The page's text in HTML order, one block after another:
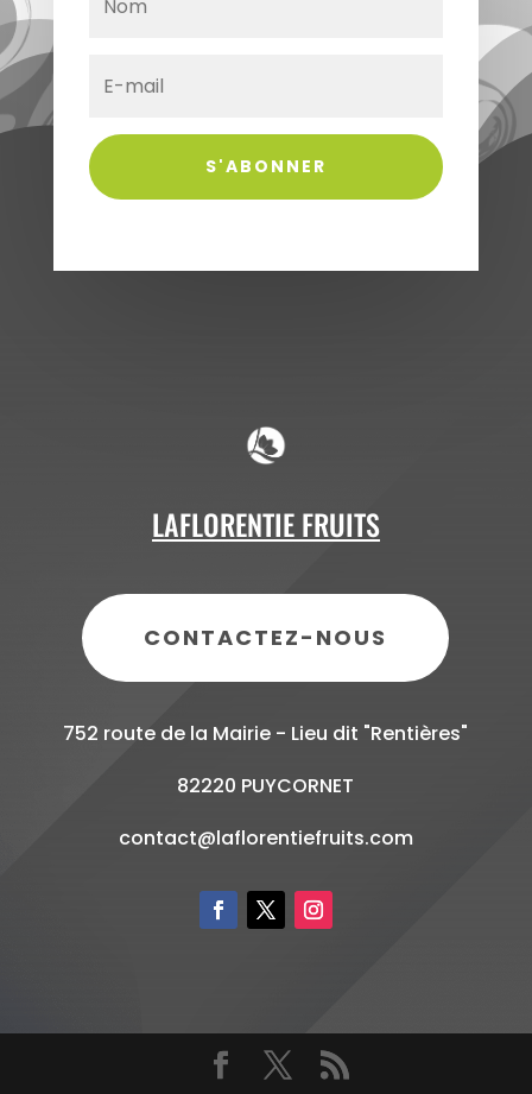
S'ABONNER
LAFLORENTIE FRUITS
CONTACTEZ-NOUS
752 route de la Mairie - Lieu dit "Rentières"
82220 PUYCORNET
contact@laflorentiefruits.com